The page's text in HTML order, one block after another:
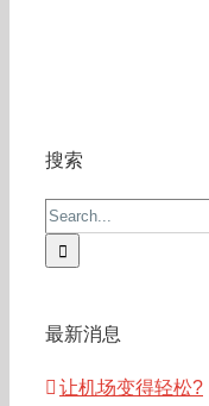
搜索
Search
for:
最新消息
让机场变得轻松?